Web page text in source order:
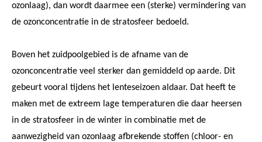
ozonlaag), dan wordt daarmee een (sterke) vermindering van
de ozonconcentratie in de stratosfeer bedoeld.
Boven het zuidpoolgebied is de afname van de
ozonconcentratie veel sterker dan gemiddeld op aarde. Dit
gebeurt vooral tijdens het lenteseizoen aldaar. Dat heeft te
maken met de extreem lage temperaturen die daar heersen
in de stratosfeer in de winter in combinatie met de
aanwezigheid van ozonlaag afbrekende stoffen (chloor- en